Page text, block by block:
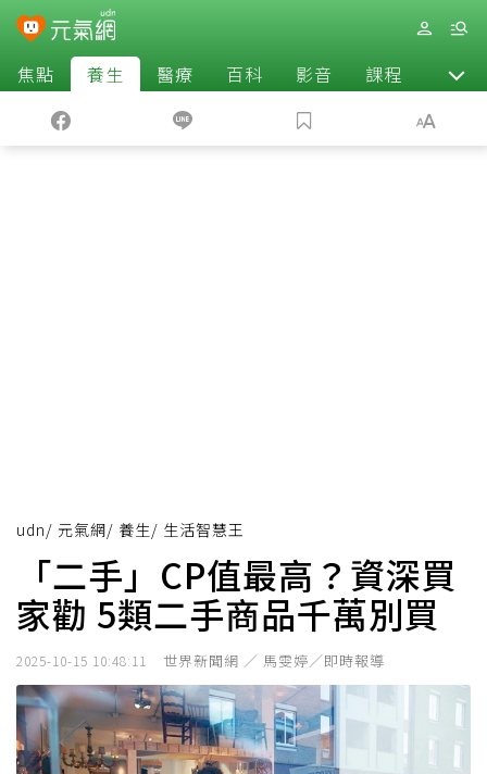
焦點 養生 醫療 百科 影音 課程 退休
udn/ 元氣網/ 養生/ 生活智慧王
「二手」CP值最高？資深買
家勸 5類二手商品千萬別買
2025-10-15 10:48:11 世界新聞網 ／ 馬雯婷／即時報導